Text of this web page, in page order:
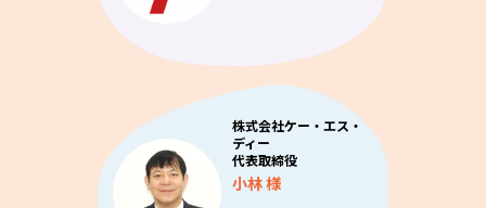
株式会社ケー・エス・
ディー
代表取締役
小林 様